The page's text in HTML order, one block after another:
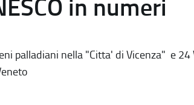
in numeri
palladiani nella "Citta' di Vicenza" e 24